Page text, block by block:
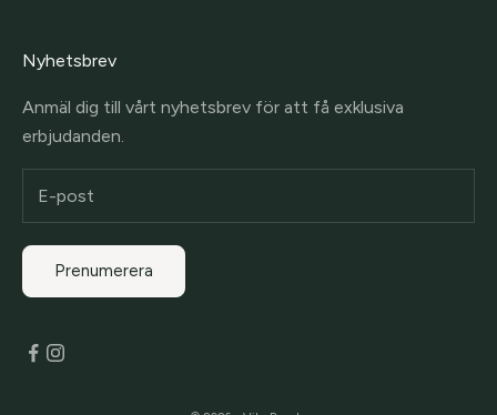
Nyhetsbrev
Anmäl dig till vårt nyhetsbrev för att få exklusiva
erbjudanden.
Prenumerera